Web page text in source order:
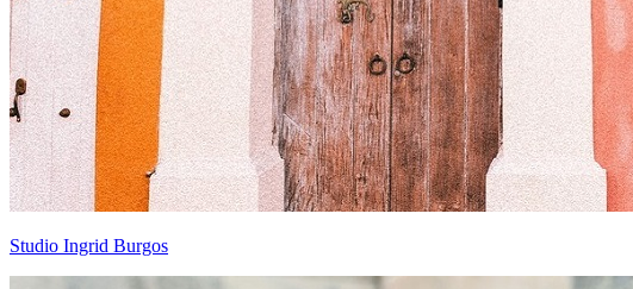
Studio Ingrid Burgos